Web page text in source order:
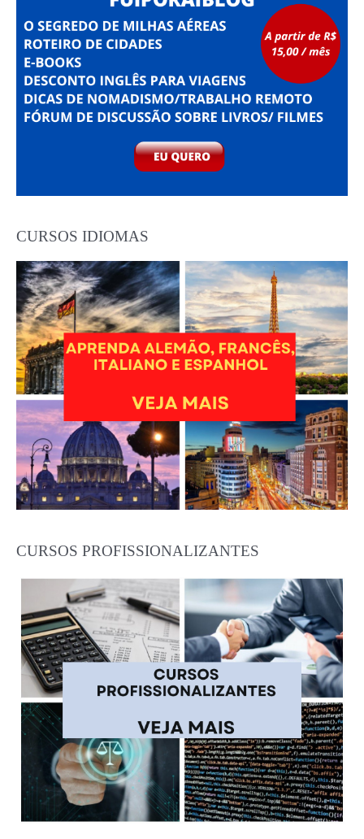
CURSOS IDIOMAS
CURSOS PROFISSIONALIZANTES